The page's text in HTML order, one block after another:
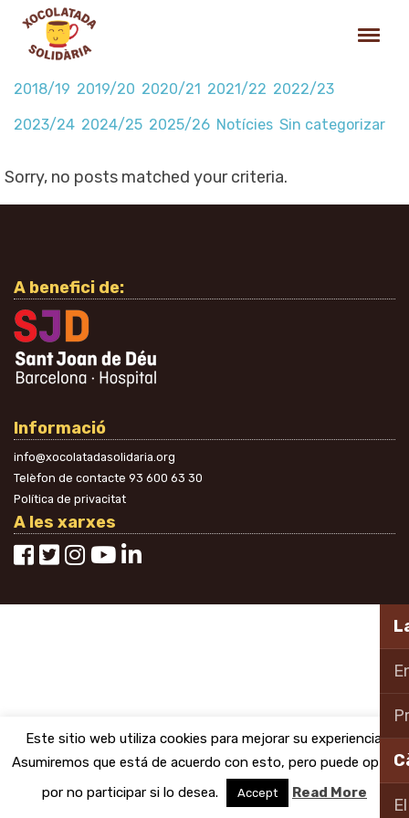
2018/19 2019/20 2020/21 2021/22 2022/23
2023/24 2024/25 2025/26 Notícies Sin categorizar
Sorry, no posts matched your criteria.
A benefici de:
Informació
info@xocolatadasolidaria.org
Telèfon de contacte 93 600 63 30
Política de privacitat
A les xarxes
Este sitio web utiliza cookies para mejorar su experiencia.
Asumiremos que está de acuerdo con esto, pero puede optar
por no participar si lo desea.
Accept Read More